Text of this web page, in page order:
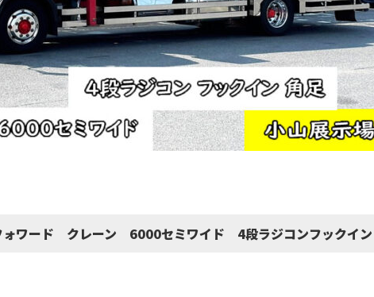
ワード クレーン 6000セミワイド 4段ラジコンフックイ